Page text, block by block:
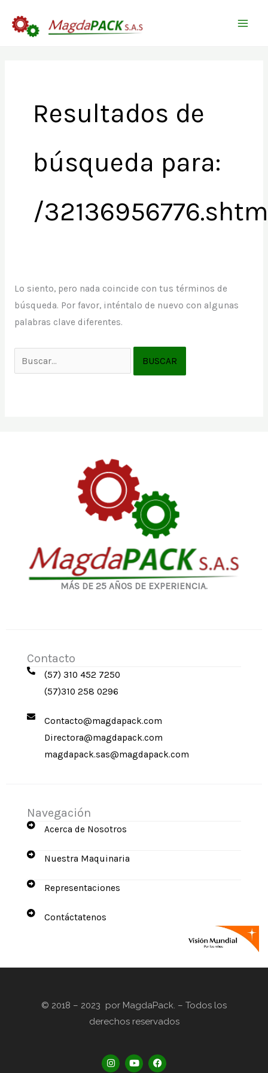
Resultados de
búsqueda para:
/
Lo siento, pero nada coincide con tus términos de
búsqueda. Por favor, inténtalo de nuevo con algunas
palabras clave diferentes.
por:
MÁS DE 25 AÑOS DE EXPERIENCIA.
Contacto
(57) 310 452 7250
(57)310 258 0296
Contacto@magdapack.com
Directora@magdapack.com
magdapack.sas@magdapack.com
Navegación
Acerca de Nosotros
Nuestra Maquinaria
Representaciones
Contáctatenos
© 2018 – 2023 por MagdaPack. – Todos los
derechos reservados
I
n
Y
o
F
a